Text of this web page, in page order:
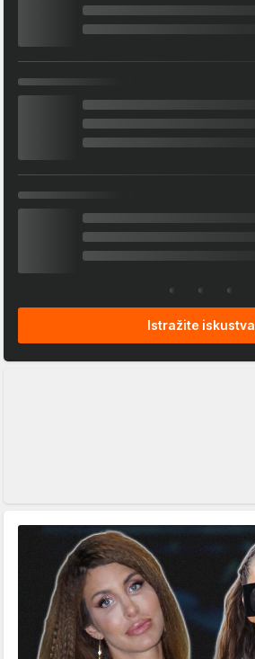
Istražite iskustva